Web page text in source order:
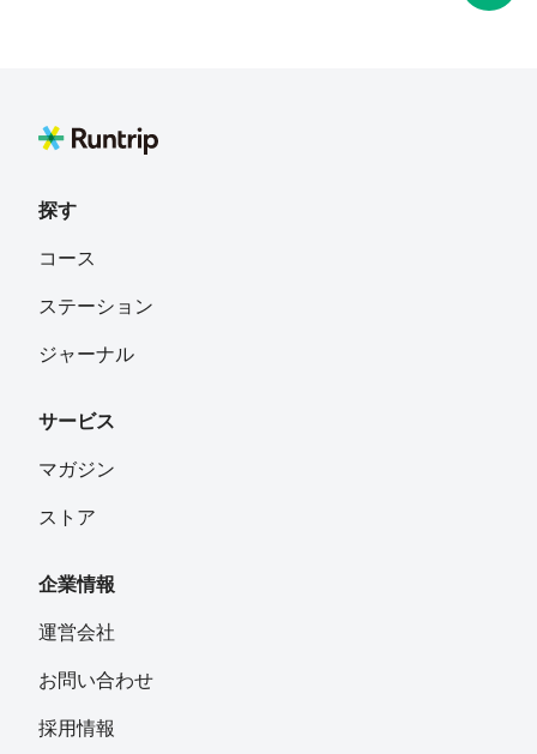
探す
コース
ステーション
ジャーナル
サービス
マガジン
ストア
企業情報
運営会社
お問い合わせ
採用情報